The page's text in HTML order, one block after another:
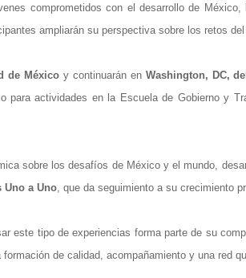
comprometidos con el desarrollo de
ampliarán su perspectiva sobre los retos
de Méxicoy continuarán en Washington, DC,
para actividades en la Escuela de Gobierno y
sobre los desafíos de México y el mundo,
Uno a Uno , que da seguimiento a su crecimiento
este tipo de experiencias forma parte de su
de calidad, acompañamiento y una red